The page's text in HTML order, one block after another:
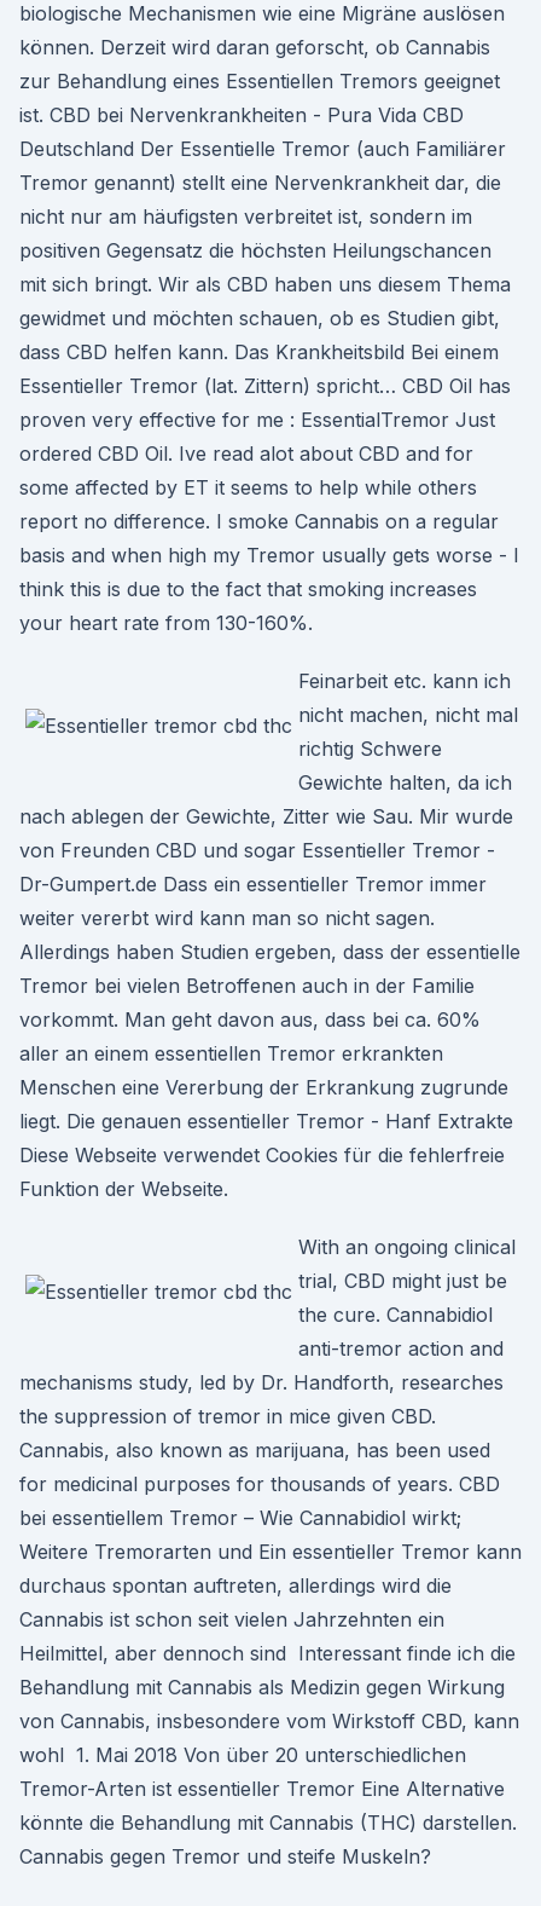
biologische Mechanismen wie eine Migräne auslösen
können. Derzeit wird daran geforscht, ob Cannabis
zur Behandlung eines Essentiellen Tremors geeignet
ist. CBD bei Nervenkrankheiten - Pura Vida CBD
Deutschland Der Essentielle Tremor (auch Familiärer
Tremor genannt) stellt eine Nervenkrankheit dar, die
nicht nur am häufigsten verbreitet ist, sondern im
positiven Gegensatz die höchsten Heilungschancen
mit sich bringt. Wir als CBD haben uns diesem Thema
gewidmet und möchten schauen, ob es Studien gibt,
dass CBD helfen kann. Das Krankheitsbild Bei einem
Essentieller Tremor (lat. Zittern) spricht… CBD Oil has
proven very effective for me : EssentialTremor Just
ordered CBD Oil. Ive read alot about CBD and for
some affected by ET it seems to help while others
report no difference. I smoke Cannabis on a regular
basis and when high my Tremor usually gets worse - I
think this is due to the fact that smoking increases
your heart rate from 130-160%.
Feinarbeit etc. kann ich
nicht machen, nicht mal
richtig Schwere
Gewichte halten, da ich
nach ablegen der Gewichte, Zitter wie Sau. Mir wurde
von Freunden CBD und sogar Essentieller Tremor -
Dr-Gumpert.de Dass ein essentieller Tremor immer
weiter vererbt wird kann man so nicht sagen.
Allerdings haben Studien ergeben, dass der essentielle
Tremor bei vielen Betroffenen auch in der Familie
vorkommt. Man geht davon aus, dass bei ca. 60%
aller an einem essentiellen Tremor erkrankten
Menschen eine Vererbung der Erkrankung zugrunde
liegt. Die genauen essentieller Tremor - Hanf Extrakte
Diese Webseite verwendet Cookies für die fehlerfreie
Funktion der Webseite.
With an ongoing clinical
trial, CBD might just be
the cure. Cannabidiol
anti-tremor action and
mechanisms study, led by Dr. Handforth, researches
the suppression of tremor in mice given CBD.
Cannabis, also known as marijuana, has been used
for medicinal purposes for thousands of years. CBD
bei essentiellem Tremor – Wie Cannabidiol wirkt;
Weitere Tremorarten und Ein essentieller Tremor kann
durchaus spontan auftreten, allerdings wird die
Cannabis ist schon seit vielen Jahrzehnten ein
Heilmittel, aber dennoch sind Interessant finde ich die
Behandlung mit Cannabis als Medizin gegen Wirkung
von Cannabis, insbesondere vom Wirkstoff CBD, kann
wohl 1. Mai 2018 Von über 20 unterschiedlichen
Tremor-Arten ist essentieller Tremor Eine Alternative
könnte die Behandlung mit Cannabis (THC) darstellen.
Cannabis gegen Tremor und steife Muskeln?